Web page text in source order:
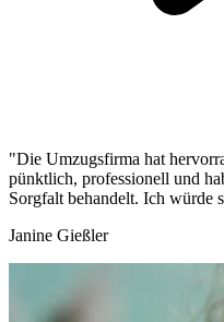
"Die Umzugsfirma hat
pünktlich, professionell und
Sorgfalt behandelt. Ich würde
Janine Gießler